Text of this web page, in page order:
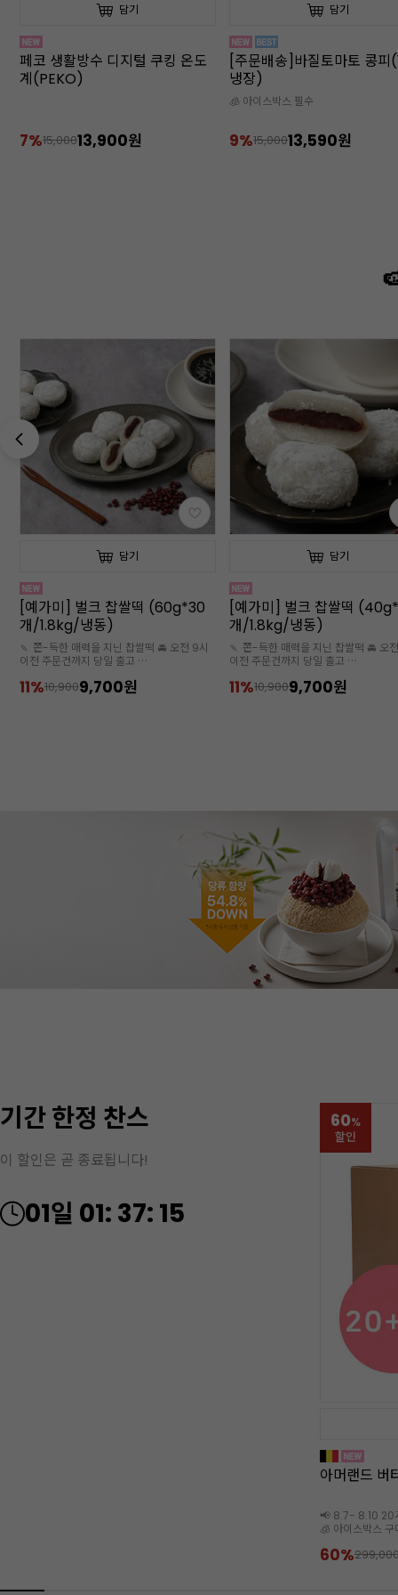
담기
[주문배송]바질토마토 콩피(1kg/
냉장)
9%15,00013,590원
담기
[주문배송]포멜로망고 콩
냉장)
🧊 아이스박스 필수
10%10,0008,990원
담기
[예가미] 벌크 찹쌀떡 (40g*42
개/1.8kg/냉동)
🍡 쫀-득한 매력을 지닌 찹쌀떡 🚘 오전 9시
이전 주문건까지 당일 출고
11%10,9009,700원
담기
[프렌즈파머]완벽한 수박
1kg(국산/냉동/땡모반/
즙)
🧊 아이스박스 추가 구매 필수
12%12,50011,000원
기간 한정 찬스
이 할인은 곧 종료됩니다!
01일 01: 37: 13
60%
할인
아머랜드
📢 8.7- 8.10 20
🧊 아이스박스
60%